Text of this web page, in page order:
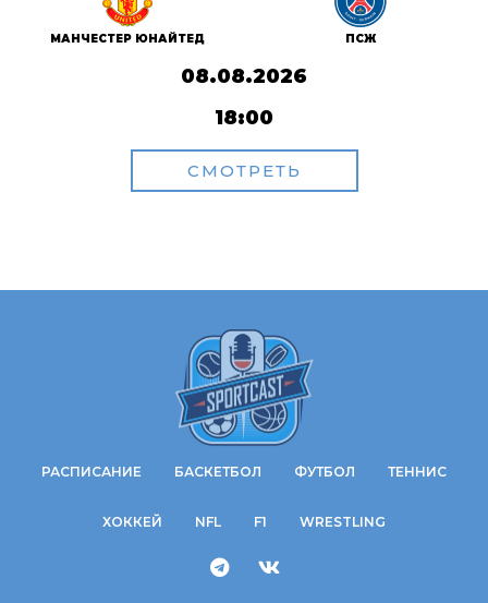
МАНЧЕСТЕР ЮНАЙТЕД ПСЖ
08.08.2026
18:00
СМОТРЕТЬ
РАСПИСАНИЕ БАСКЕТБОЛ ФУТБОЛ ТЕННИС
ХОККЕЙ NFL F1 WRESTLING